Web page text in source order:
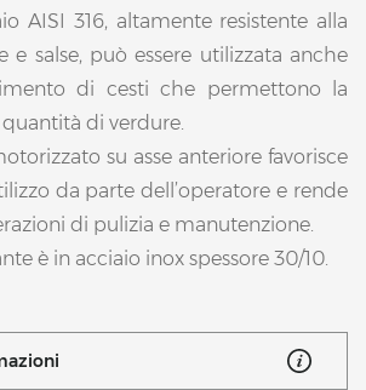
AISI 316, altamente resistente alla
e salse, può essere utilizzata anche
di cesti che permettono la
di verdure.
su asse anteriore favorisce
da parte dell’operatore e rende
di pulizia e manutenzione.
è in acciaio inox spessore 30/10.